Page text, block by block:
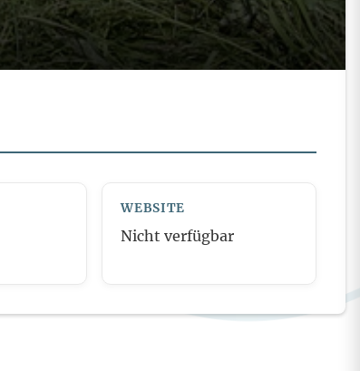
WEBSITE
Nicht verfügbar